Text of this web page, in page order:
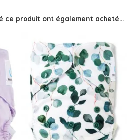
ce produit ont également acheté...